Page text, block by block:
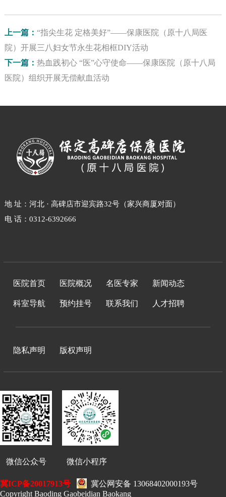
上一篇： “指尖生花 定格美好”——保康医院（原十八局医
院）开展三八妇女节永生花相框DIY活动
下一篇： 热血践初心 “医”心守使命——保康医院（原十八局
医院）组织开展无偿献血活动
地 址：河北 · 高碑店市迎宾路32号（家兴商厦对面）
电 话：0312-6392666
医院首页 医院概况 名医专家 新闻动态
科室导航 预约挂号 联系我们 人才招聘
隐私声明 版权声明
微信公众号 微信小程序
冀ICP备20017913号
冀公网安备 13068402000193号
Copyright Baoding Gaobeidian Baokang